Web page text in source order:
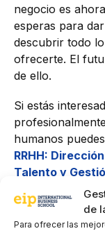
de
Para ofrecer las
negocio es
esperas para
descubrir todo
ofrecerte. El
de ello.
Si estás
humanos
RRHH:
Talento y
#Empleo